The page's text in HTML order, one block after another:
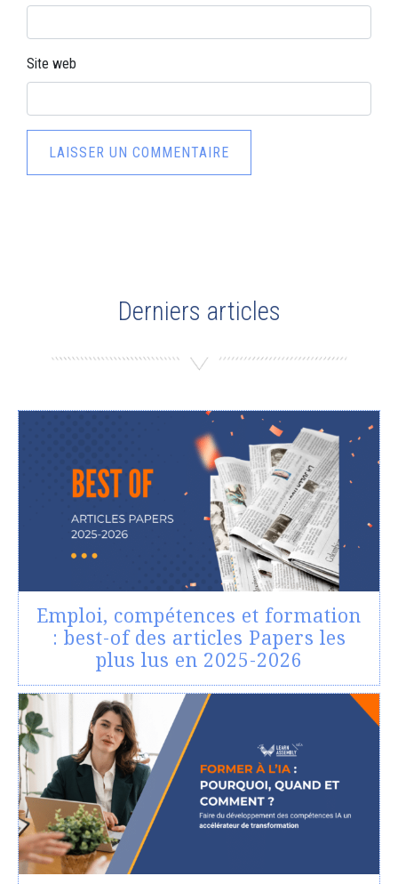
Site web
Derniers articles
Emploi, compétences et formation
: best-of des articles Papers les
plus lus en 2025-2026